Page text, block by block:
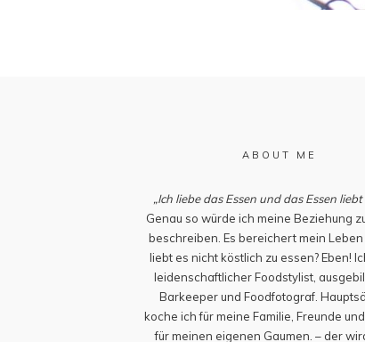
ABOUT ME
„Ich liebe das Essen und das Essen liebt
Genau so würde ich meine Beziehung
beschreiben. Es bereichert mein
liebt es nicht köstlich zu essen? Eben!
leidenschaftlicher Foodstylist,
Barkeeper und Foodfotograf.
koche ich für meine Familie, Freunde
für meinen eigenen Gaumen. – der